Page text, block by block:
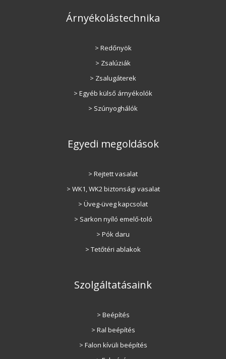
Árnyékolástechnika
> Redőnyök
> Zsalúziák
> Zsalugáterek
> Egyéb külső árnyékolók
> Szúnyoghálók
Egyedi megoldások
> Rejtett vasalat
> WK1, WK2 biztonsági vasalat
> Üveg-üveg kapcsolat
> Sarkon nyíló emelő-toló
> Pók daru
> Tetőtéri ablakok
Szolgáltatásaink
> Beépítés
> Ral beépítés
> Falon kívüli beépítés